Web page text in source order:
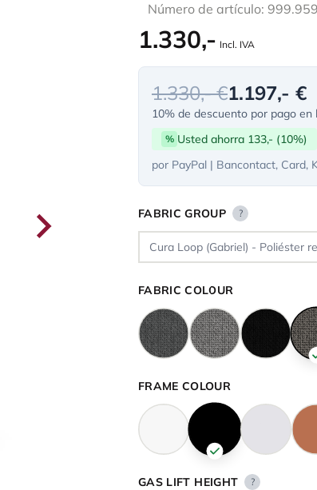
Número de artículo:
1.330,- Incl. IVA
1.330,- €1.197,- €
10% de descuento por pago en
% Usted ahorra 133,- (10%)
por PayPal | Bancontact, Card,
FABRIC GROUP ?
FABRIC COLOUR
FRAME COLOUR
GAS LIFT HEIGHT ?